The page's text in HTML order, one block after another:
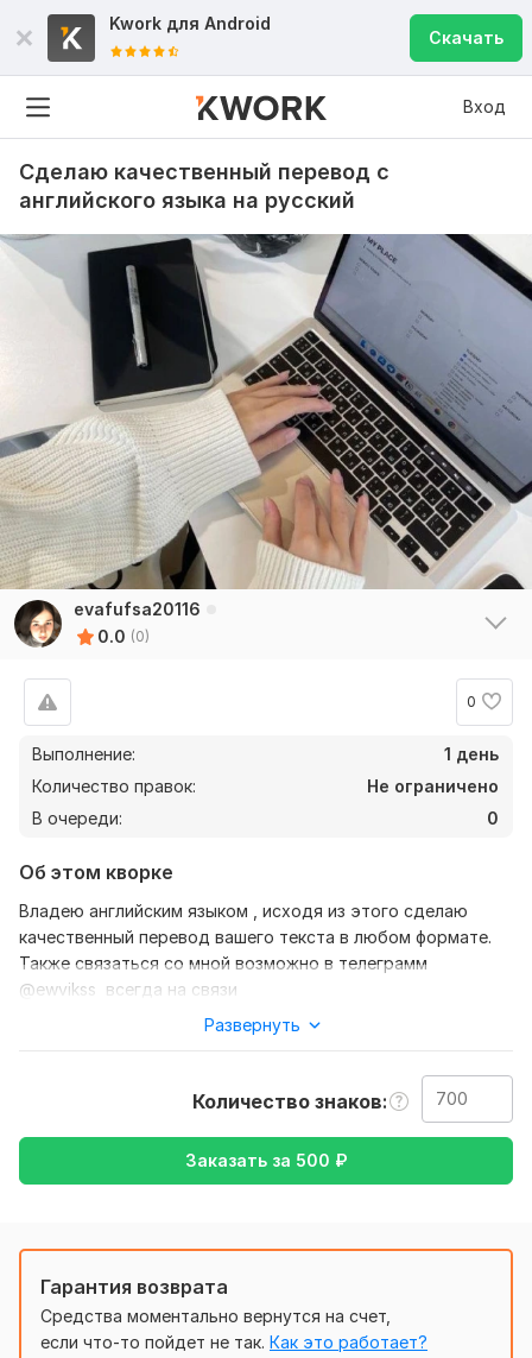
Kwork для Android
Скачать
Вход
Сделаю качественный перевод с
английского языка на русский
evafufsa20116
0.0 (0)
0
Выполнение:
1 день
Количество правок:
Не ограничено
В очереди:
0
Об этом кворке
Владею английским языком , исходя из этого сделаю
качественный перевод вашего текста в любом формате.
Также связаться со мной возможно в телеграмм
@ewvikss всегда на связи
также уточнение моей работы-перевод с английского на
русский , либо же с русского на английский
Тематика:
с Русского на Английский
Объем услуги в кворке:
Развернуть
Количество знаков
Заказать за 500 ₽
Гарантия возврата
Средства моментально вернутся на счет,
если что-то пойдет не так. Как это работает?